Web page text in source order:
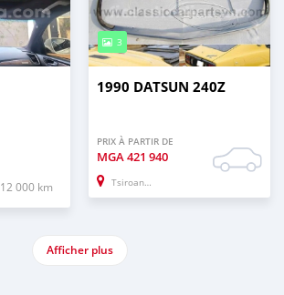
12 000 km
3
1990 DATSUN 240Z
PRIX À PARTIR DE
MGA421 940
Tsiroanomandregion_idy
Afficher plus